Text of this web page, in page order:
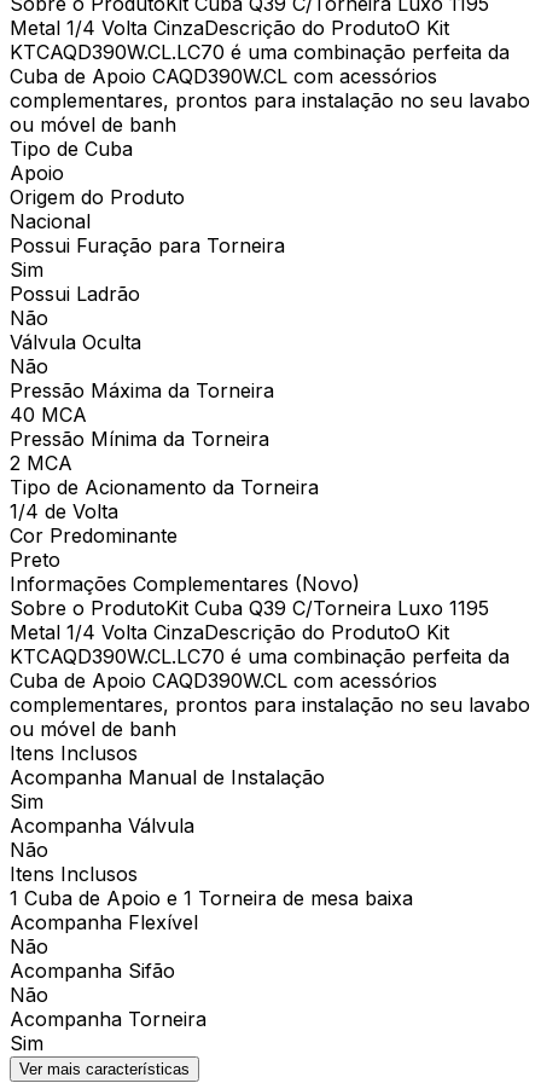
Metal 1/4 Volta CinzaDescrição do ProdutoO Kit
KTCAQD390W.CL.LC70 é uma combinação perfeita da
Cuba de Apoio CAQD390W.CL com acessórios
complementares, prontos para instalação no seu lavabo
ou móvel de banh
Tipo de Cuba
Apoio
Origem do Produto
Nacional
Possui Furação para Torneira
Sim
Possui Ladrão
Não
Válvula Oculta
Não
Pressão Máxima da Torneira
40 MCA
Pressão Mínima da Torneira
2 MCA
Tipo de Acionamento da Torneira
1/4 de Volta
Cor Predominante
Preto
Informações Complementares (Novo)
Sobre o ProdutoKit Cuba Q39 C/Torneira Luxo 1195
Metal 1/4 Volta CinzaDescrição do ProdutoO Kit
KTCAQD390W.CL.LC70 é uma combinação perfeita da
Cuba de Apoio CAQD390W.CL com acessórios
complementares, prontos para instalação no seu lavabo
ou móvel de banh
Itens Inclusos
Acompanha Manual de Instalação
Sim
Acompanha Válvula
Não
Itens Inclusos
1 Cuba de Apoio e 1 Torneira de mesa baixa
Acompanha Flexível
Não
Acompanha Sifão
Não
Acompanha Torneira
Sim
Ver mais características